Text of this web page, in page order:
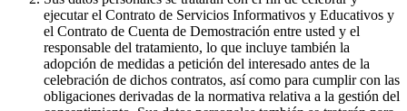
ejecutar el Contrato de Servicios Informativos y Educativos y
el Contrato de Cuenta de Demostración entre usted y el
responsable del tratamiento, lo que incluye también la
adopción de medidas a petición del interesado antes de la
celebración de dichos contratos, así como para cumplir con las
obligaciones derivadas de la normativa relativa a la gestión del